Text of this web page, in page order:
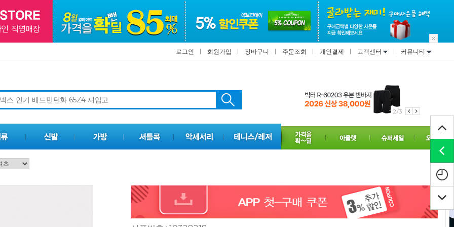
로그인 회원가입 장바구니 주문조회 개인결제 고객센터 커뮤니티
2/3